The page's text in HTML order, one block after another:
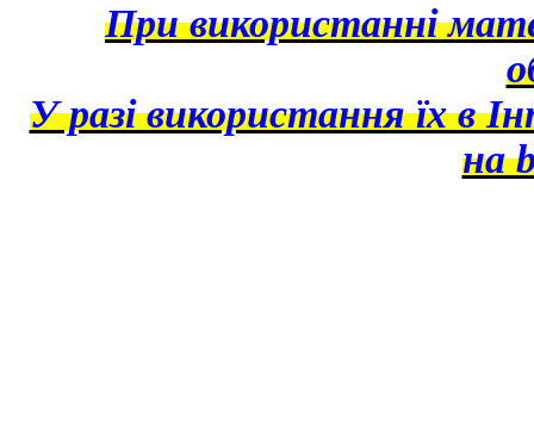
При використанні
У разі використання їх в
на